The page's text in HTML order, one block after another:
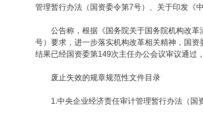
管理暂行办法（国资委令第7号）、关于印发《
公告称，根据《国务院关于国务院机构改革
号）要求，进一步落实机构改革相关精神，国
结果已经国资委第149次主任办公会议审议通过
废止失效的规章规范性文件目录
1.中央企业经济责任审计管理暂行办法（国资